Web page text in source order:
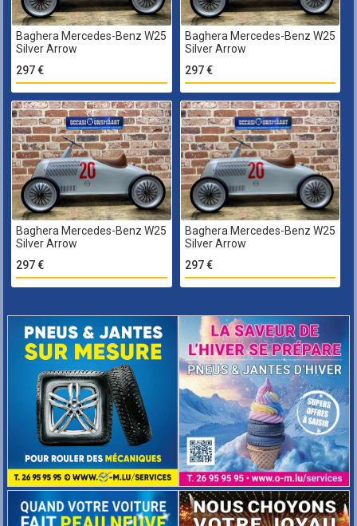
Baghera Mercedes-Benz W25
Silver Arrow
297 €
Baghera Mercedes-Benz W25
Silver Arrow
297 €
Baghera Mercedes-Benz W25
Silver Arrow
297 €
Baghera Mercedes-Benz W25
Silver Arrow
297 €